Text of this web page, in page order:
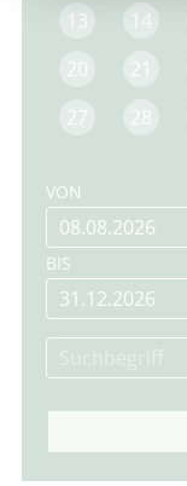
13
14
20
21
27
28
VON
BIS